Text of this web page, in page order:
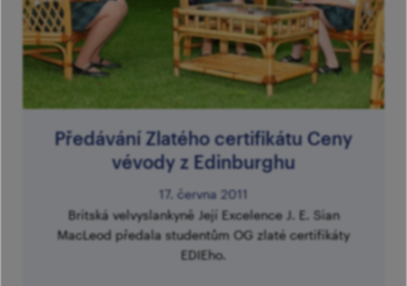
Předávání Zlatého certifikátu Ceny
vévody z Edinburghu
17. června 2011
Britská velvyslankyně Její Excelence J. E. Sian
MacLeod předala studentům OG zlaté certifikáty
EDIEho.